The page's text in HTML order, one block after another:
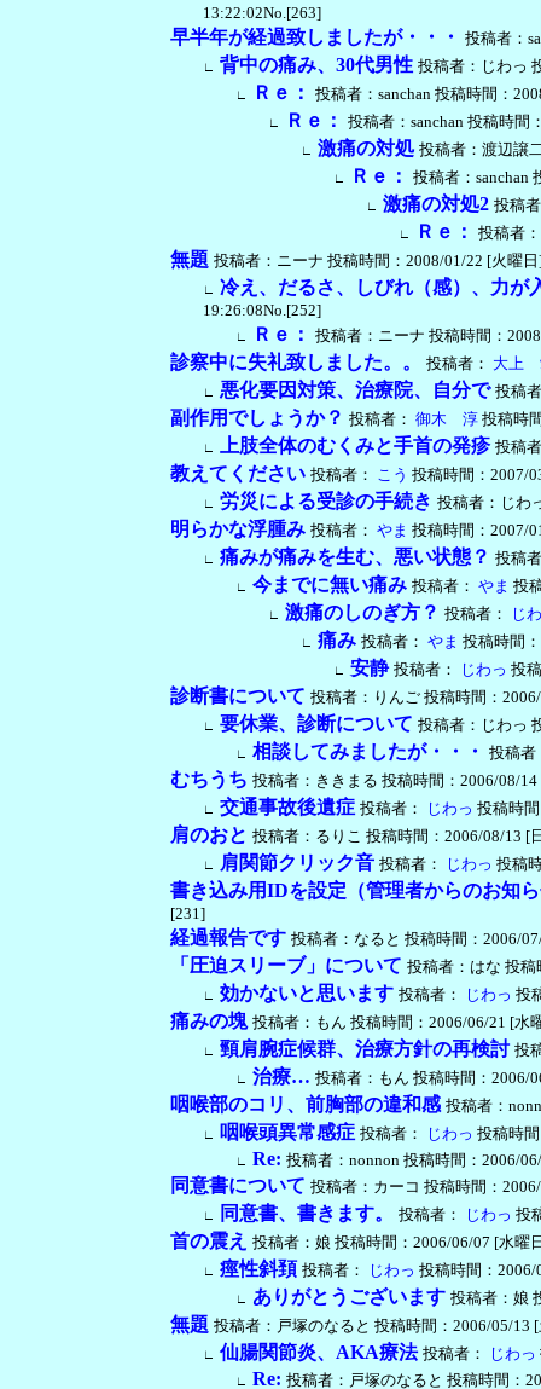
13:22:02No.[263]
早半年が経過致しましたが・・・ 投稿者：
∟ 背中の痛み、30代男性 投稿者：じわっ
∟ Ｒｅ： 投稿者：sanchan 投稿時間：
∟ Ｒｅ： 投稿者：sanchan 投稿時間
∟ 激痛の対処 投稿者：渡辺譲
∟ Ｒｅ： 投稿者：sanchan
∟ 激痛の対処2 投稿
∟ Ｒｅ： 投稿者
無題 投稿者：ニーナ 投稿時間：2008/01/22 [火曜
∟ 冷え、だるさ、しびれ（感）、力が
19:26:08No.[252]
∟ Ｒｅ： 投稿者：ニーナ 投稿時間：
診察中に失礼致しました。。 投稿者： 大上
∟ 悪化要因対策、治療院、自分で 投稿
副作用でしょうか？ 投稿者： 御木 淳 投稿時
∟ 上肢全体のむくみと手首の発疹 投稿
教えてください 投稿者： こう 投稿時間：2007/
∟ 労災による受診の手続き 投稿者：じわ
明らかな浮腫み 投稿者： やま 投稿時間：2007/
∟ 痛みが痛みを生む、悪い状態？ 投稿
∟ 今までに無い痛み 投稿者： やま 投
∟ 激痛のしのぎ方？ 投稿者： じ
∟ 痛み 投稿者： やま 投稿時間
∟ 安静 投稿者： じわっ 投
診断書について 投稿者：りんご 投稿時間：
∟ 要休業、診断について 投稿者：じわっ
∟ 相談してみましたが・・・ 投稿者
むちうち 投稿者：ききまる 投稿時間：2006/08/
∟ 交通事故後遺症 投稿者： じわっ 投稿時
肩のおと 投稿者：るりこ 投稿時間：2006/08/13 [
∟ 肩関節クリック音 投稿者： じわっ 投稿
書き込み用IDを設定（管理者からのお知
[231]
経過報告です 投稿者：なると 投稿時間：2006/
「圧迫スリーブ」について 投稿者：はな 投
∟ 効かないと思います 投稿者： じわっ 投
痛みの塊 投稿者：もん 投稿時間：2006/06/21 [水
∟ 頸肩腕症候群、治療方針の再検討 投
∟ 治療… 投稿者：もん 投稿時間：2006/
咽喉部のコリ、前胸部の違和感 投稿者：
∟ 咽喉頭異常感症 投稿者： じわっ 投稿時
∟ Re: 投稿者：nonnon 投稿時間：2006/
同意書について 投稿者：カーコ 投稿時間：
∟ 同意書、書きます。 投稿者： じわっ 投
首の震え 投稿者：娘 投稿時間：2006/06/07 [水曜
∟ 痙性斜頚 投稿者： じわっ 投稿時間：2006/
∟ ありがとうございます 投稿者：娘
無題 投稿者：戸塚のなると 投稿時間：2006/05/13
∟ 仙腸関節炎、AKA療法 投稿者： じわっ
∟ Re: 投稿者：戸塚のなると 投稿時間：